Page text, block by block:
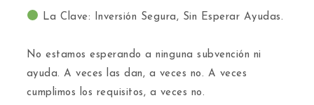
La Clave: Inversión Segura, Sin Esperar Ayudas.
​No estamos esperando a ninguna subvención ni
ayuda. A veces las dan, a veces no. A veces
cumplimos los requisitos, a veces no.